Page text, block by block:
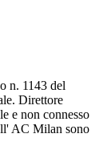
n. 1143 del
Direttore
e non connesso
AC Milan sono